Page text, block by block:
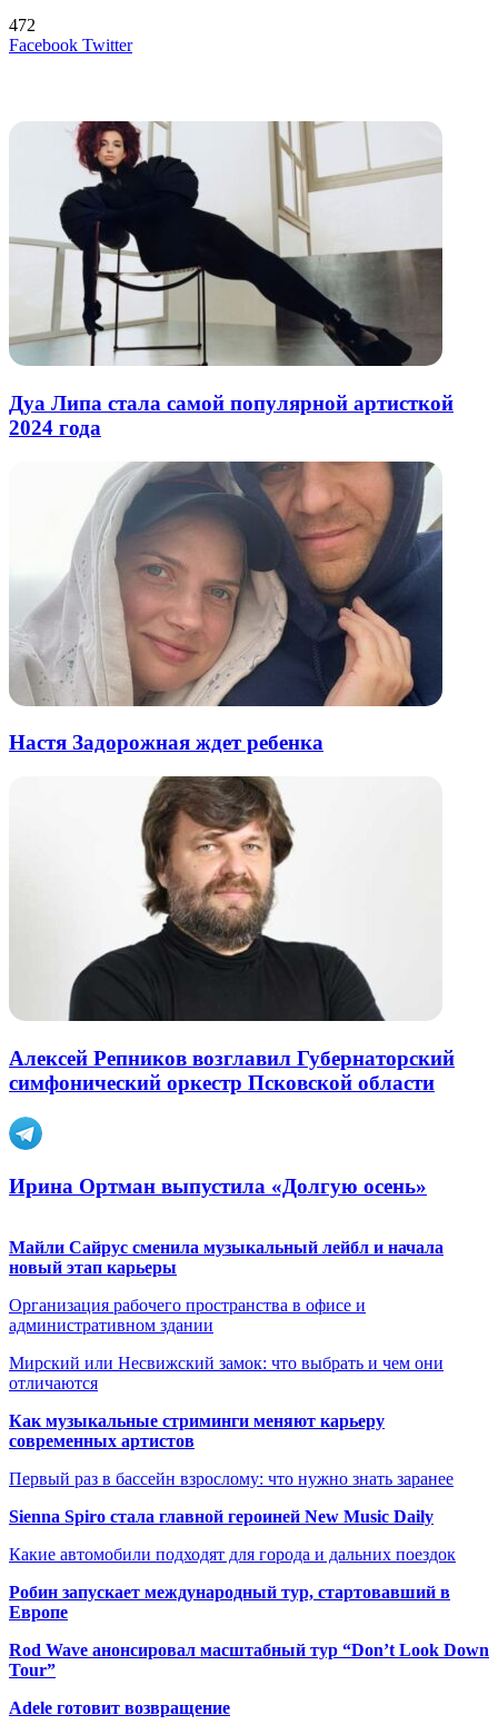
472
Facebook TwitterLinkedIn
Tumblr
Reddit
Вконтакте
Одноклассники
Skype
Messenger
Messenger
WhatsApp
Telegram
Viber
Line
Поделиться
Печатать
Дуа Липа стала самой популярной артисткой
2024 года
Настя Задорожная ждет ребенка
Алексей Репников возглавил Губернаторский
симфонический оркестр Псковской области
Ирина Ортман выпустила «Долгую осень»
Майли Сайрус сменила музыкальный лейбл и начала
новый этап карьеры
Организация рабочего пространства в офисе и
административном здании
Мирский или Несвижский замок: что выбрать и чем они
отличаются
Как музыкальные стриминги меняют карьеру
современных артистов
Первый раз в бассейн взрослому: что нужно знать заранее
Sienna Spiro стала главной героиней New Music Daily
Какие автомобили подходят для города и дальних поездок
Робин запускает международный тур, стартовавший в
Европе
Rod Wave анонсировал масштабный тур “Don’t Look Down
Tour”
Adele готовит возвращение